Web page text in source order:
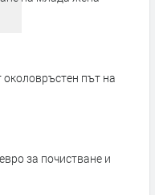
път на
за почистване и